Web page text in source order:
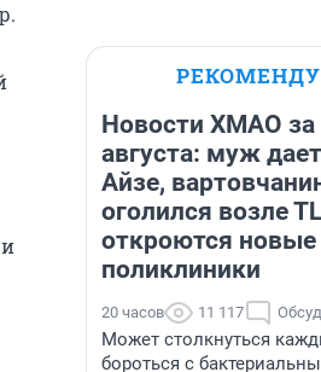
Новости ХМАО за
августа: муж
Айзе,
оголился возле
откроются новые
поликлиники
20 часов 11 117
Может столкнуться
бороться с